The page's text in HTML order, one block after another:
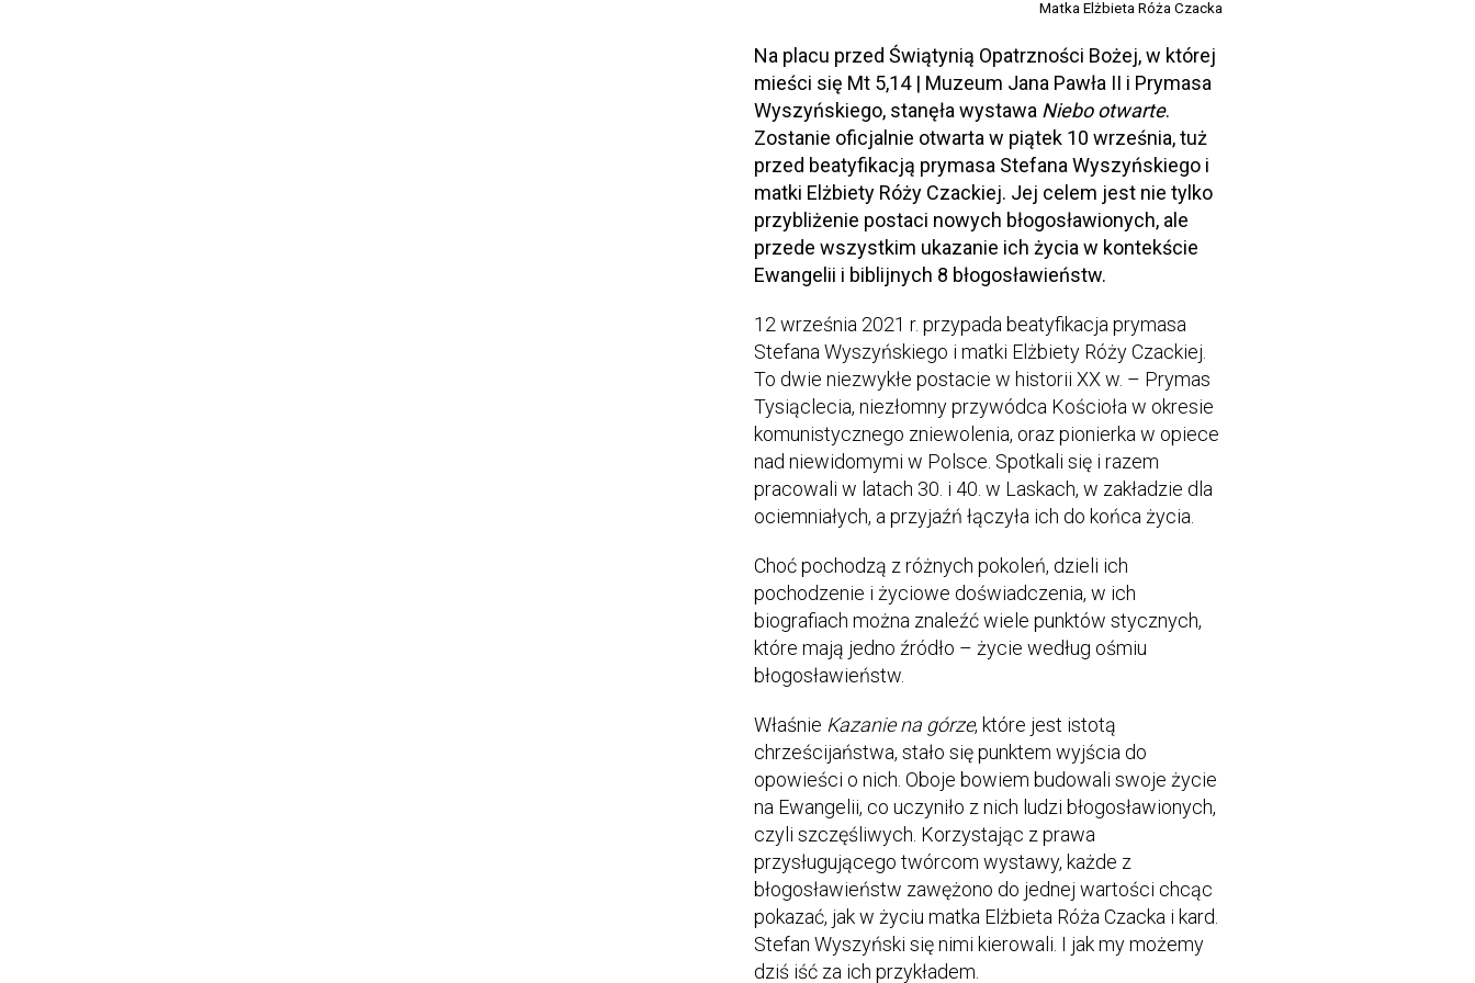
Matka Elżbieta Róża Czacka
Na placu przed Świątynią Opatrzności Bożej, w której
mieści się Mt 5,14 | Muzeum Jana Pawła II i Prymasa
Wyszyńskiego, stanęła wystawa Niebo otwarte.
Zostanie oficjalnie otwarta w piątek 10 września, tuż
przed beatyfikacją prymasa Stefana Wyszyńskiego i
matki Elżbiety Róży Czackiej. Jej celem jest nie tylko
przybliżenie postaci nowych błogosławionych, ale
przede wszystkim ukazanie ich życia w kontekście
Ewangelii i biblijnych 8 błogosławieństw.
12 września 2021 r. przypada beatyfikacja prymasa
Stefana Wyszyńskiego i matki Elżbiety Róży Czackiej.
To dwie niezwykłe postacie w historii XX w. – Prymas
Tysiąclecia, niezłomny przywódca Kościoła w okresie
komunistycznego zniewolenia, oraz pionierka w opiece
nad niewidomymi w Polsce. Spotkali się i razem
pracowali w latach 30. i 40. w Laskach, w zakładzie dla
ociemniałych, a przyjaźń łączyła ich do końca życia.
Choć pochodzą z różnych pokoleń, dzieli ich
pochodzenie i życiowe doświadczenia, w ich
biografiach można znaleźć wiele punktów stycznych,
które mają jedno źródło – życie według ośmiu
błogosławieństw.
Właśnie Kazanie na górze, które jest istotą
chrześcijaństwa, stało się punktem wyjścia do
opowieści o nich. Oboje bowiem budowali swoje życie
na Ewangelii, co uczyniło z nich ludzi błogosławionych,
czyli szczęśliwych. Korzystając z prawa
przysługującego twórcom wystawy, każde z
błogosławieństw zawężono do jednej wartości chcąc
pokazać, jak w życiu matka Elżbieta Róża Czacka i kard.
Stefan Wyszyński się nimi kierowali. I jak my możemy
dziś iść za ich przykładem.